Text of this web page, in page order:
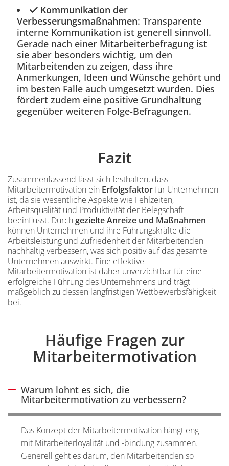
Kommunikation der
Verbesserungsmaßnahmen: Transparente
interne Kommunikation ist generell sinnvoll.
Gerade nach einer Mitarbeiterbefragung ist
sie aber besonders wichtig, um den
Mitarbeitenden zu zeigen, dass ihre
Anmerkungen, Ideen und Wünsche gehört und
im besten Falle auch umgesetzt wurden. Dies
fördert zudem eine positive Grundhaltung
gegenüber weiteren Folge-Befragungen.
Einleitung
Fazit
Zusammenfassend lässt sich festhalten, dass
Mitarbeitermotivation ein Erfolgsfaktorfür Unternehmen
ist, da sie wesentliche Aspekte wie Fehlzeiten,
Arbeitsqualität und Produktivität der Belegschaft
beeinflusst. Durch gezielte Anreize und Maßnahmen
können Unternehmen und ihre Führungskräfte die
Arbeitsleistung und Zufriedenheit der Mitarbeitenden
nachhaltig verbessern, was sich positiv auf das gesamte
Unternehmen auswirkt. Eine effektive
Mitarbeitermotivation ist daher unverzichtbar für eine
erfolgreiche Führung des Unternehmens und trägt
maßgeblich zu dessen langfristigen Wettbewerbsfähigkeit
bei.
Einleitung
Häufige Fragen zur
Mitarbeitermotivation
Antwort ausblenden
Warum lohnt es sich, die
Mitarbeitermotivation zu verbessern?
Das Konzept der Mitarbeitermotivation hängt eng
mit Mitarbeiterloyalität und -bindung zusammen.
Generell geht es darum, den Mitarbeitenden so